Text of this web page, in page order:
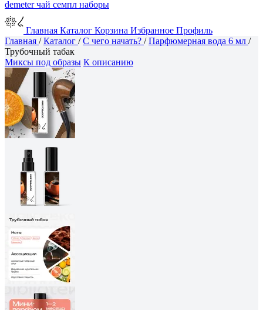
demeterчай семпл наборы
Главная Каталог Корзина Избранное Профиль
Главная /Каталог /С чего начать? /Парфюмерная вода 6 мл /
Трубочный табак
Миксы под образы К описанию